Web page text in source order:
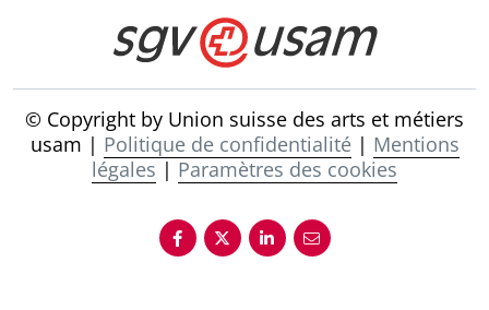
© Copyright by Union suisse des arts et métiers
usam | Politique de confidentialité| Mentions
légales | Paramètres des cookies